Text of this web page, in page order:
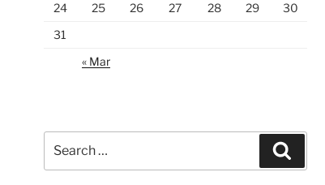
24
25 26 27 28 29
30
31
« Mar
for: